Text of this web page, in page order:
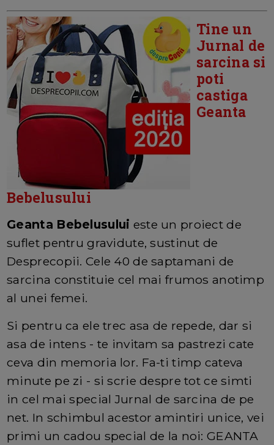
Tine un
Jurnal de
sarcina si
poti
castiga
Geanta
Bebelusului
Geanta Bebelusului este un proiect de
suflet pentru gravidute, sustinut de
Desprecopii. Cele 40 de saptamani de
sarcina constituie cel mai frumos anotimp
al unei femei.
Si pentru ca ele trec asa de repede, dar si
asa de intens - te invitam sa pastrezi cate
ceva din memoria lor. Fa-ti timp cateva
minute pe zi - si scrie despre tot ce simti
in cel mai special Jurnal de sarcina de pe
net. In schimbul acestor amintiri unice, vei
primi un cadou special de la noi: GEANTA